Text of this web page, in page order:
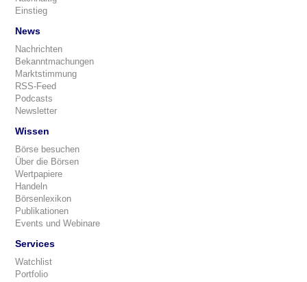
Einstieg
News
Nachrichten
Bekanntmachungen
Marktstimmung
RSS-Feed
Podcasts
Newsletter
Wissen
Börse besuchen
Über die Börsen
Wertpapiere
Handeln
Börsenlexikon
Publikationen
Events und Webinare
Services
Watchlist
Portfolio